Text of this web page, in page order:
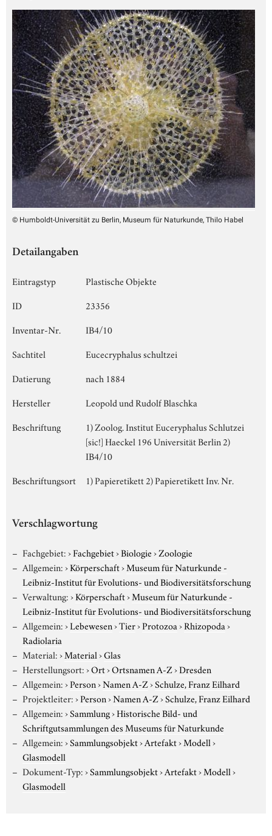
© Humboldt-Universität zu Berlin, Museum für Naturkunde, Thilo Habel
Detailangaben
Eintragstyp
Plastische Objekte
ID
23356
Inventar-Nr.
IB4/10
Sachtitel
Eucecryphalus schultzei
Datierung
nach 1884
Hersteller
Leopold und Rudolf Blaschka
Beschriftung
1) Zoolog. Institut Euceryphalus Schlutzei
[sic!] Haeckel 196 Universität Berlin 2)
IB4/10
Beschriftungsort
1) Papieretikett 2) Papieretikett Inv. Nr.
Verschlagwortung
Fachgebiet:›Fachgebiet›Biologie›Zoologie
Allgemein:›Körperschaft›Museum für Naturkunde -
Leibniz-Institut für Evolutions- und Biodiversitätsforschung
Verwaltung:›Körperschaft›Museum für Naturkunde -
Leibniz-Institut für Evolutions- und Biodiversitätsforschung
Allgemein:›Lebewesen›Tier›Protozoa›Rhizopoda›
Radiolaria
Material:›Material›Glas
Herstellungsort:›Ort›Ortsnamen A-Z›Dresden
Allgemein:›Person›Namen A-Z›Schulze, Franz Eilhard
Projektleiter:›Person›Namen A-Z›Schulze, Franz Eilhard
Allgemein:›Sammlung›Historische Bild- und
Schriftgutsammlungen des Museums für Naturkunde
Allgemein:›Sammlungsobjekt›Artefakt›Modell›
Glasmodell
Dokument-Typ:›Sammlungsobjekt›Artefakt›Modell›
Glasmodell